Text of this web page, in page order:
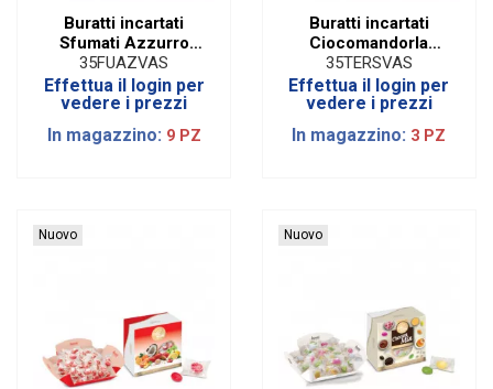
Buratti incartati
Sfumati Azzurro
incartati (500 gr)
35FUAZVAS
Effettua il login per
vedere i prezzi
In magazzino: 9 PZ
Buratti incartati
Ciocomandorla
Rosso (500 gr)
35TERSVAS
Effettua il login per
vedere i prezzi
In magazzino: 3 PZ
Nuovo Nuovo